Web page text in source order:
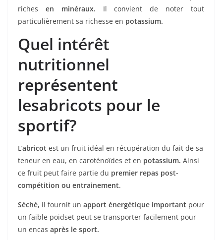
riches en minéraux. Il convient de noter tout
particulièrement sa richesse en potassium.
Quel intérêt
nutritionnel
représentent
lesabricots pour le
sportif?
L’abricot est un fruit idéal en récupération du fait de sa
teneur en eau, en caroténoïdes et en potassium. Ainsi
ce fruit peut faire partie du premier repas post-
compétition ou entrainement.
Séché, il fournit un apport énergétique important pour
un faible poidset peut se transporter facilement pour
un encas après le sport.